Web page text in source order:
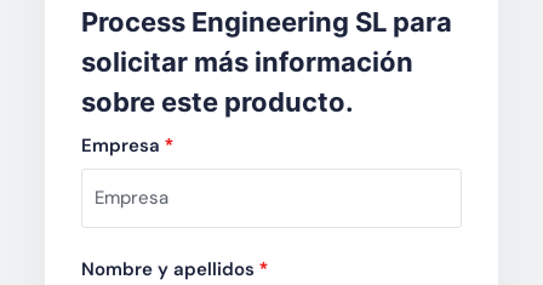
Process Engineering SL para
solicitar más información
sobre este producto.
Empresa *
Nombre y apellidos *